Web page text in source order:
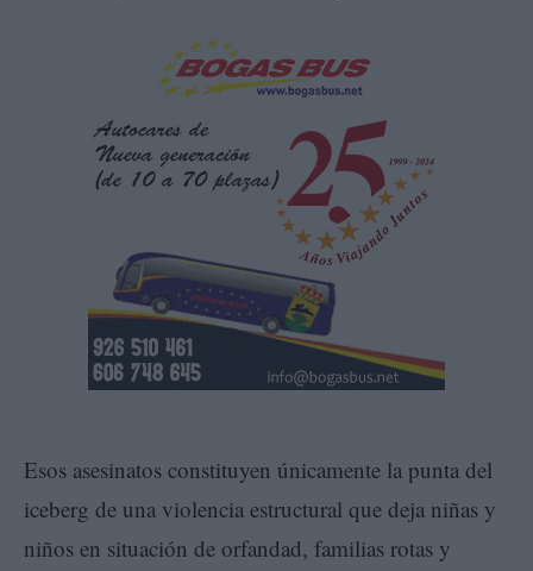
Esos asesinatos constituyen únicamente la punta del
iceberg de una violencia estructural que deja niñas y
niños en situación de orfandad, familias rotas y